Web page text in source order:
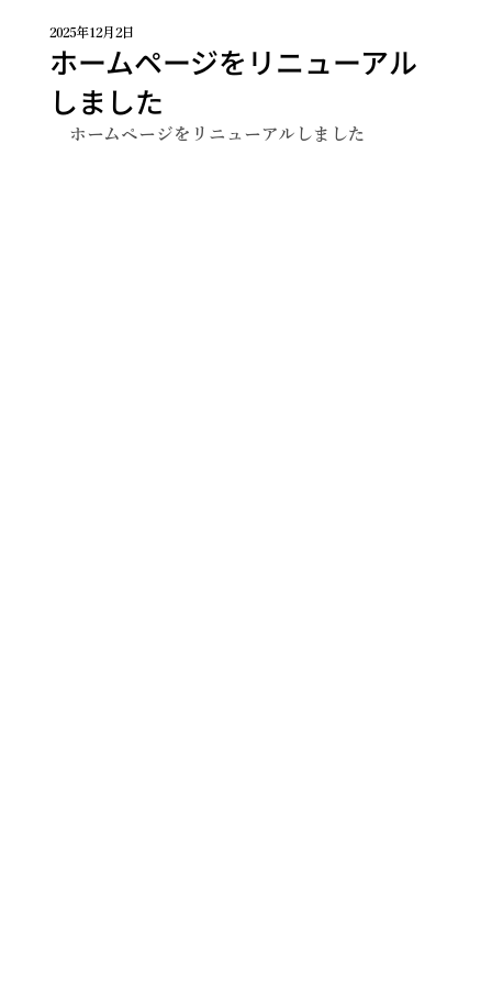
ホームページをリニューアル
しました
2025年12月2日
ホームページをリニューアルしました